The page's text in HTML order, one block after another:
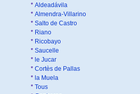
* Aldeadávila
* Almendra-Villarino
* Salto de Castro
* Riano
* Ricobayo
* Saucelle
* le Jucar
* Cortès de Pallas
* la Muela
* Tous